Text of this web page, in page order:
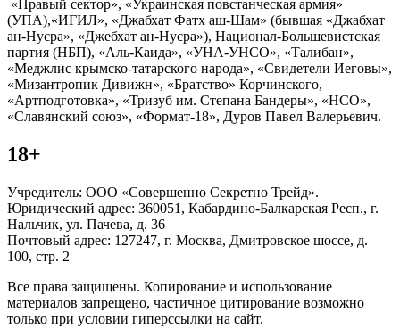
«Правый сектор», «Украинская повстанческая армия»
(УПА),«ИГИЛ», «Джабхат Фатх аш-Шам» (бывшая «Джабхат
ан-Нусра», «Джебхат ан-Нусра»), Национал-Большевистская
партия (НБП), «Аль-Каида», «УНА-УНСО», «Талибан»,
«Меджлис крымско-татарского народа», «Свидетели Иеговы»,
«Мизантропик Дивижн», «Братство» Корчинского,
«Артподготовка», «Тризуб им. Степана Бандеры», «НСО»,
«Славянский союз», «Формат-18», Дуров Павел Валерьевич.
18+
Учредитель: ООО «Совершенно Секретно Трейд».
Юридический адрес: 360051, Кабардино-Балкарская Респ., г.
Нальчик, ул. Пачева, д. 36
Почтовый адрес: 127247, г. Москва, Дмитровское шоссе, д.
100, стр. 2
Все права защищены. Копирование и использование
материалов запрещено, частичное цитирование возможно
только при условии гиперссылки на сайт.